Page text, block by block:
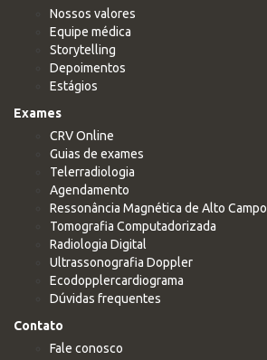
Nossos valores
Equipe médica
Storytelling
Depoimentos
Estágios
Exames
CRV Online
Guias de exames
Telerradiologia
Agendamento
Ressonância Magnética de Alto Campo
Tomografia Computadorizada
Radiologia Digital
Ultrassonografia Doppler
Ecodopplercardiograma
Dúvidas frequentes
Contato
Fale conosco